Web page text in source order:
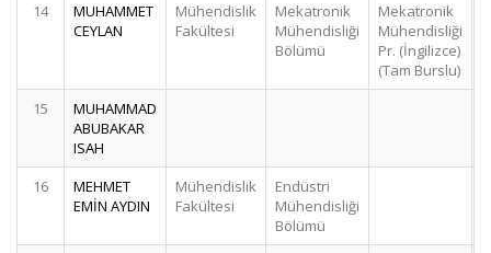
14
MUHAMMET
CEYLAN
Mühendislik
Fakültesi
Mekatronik
Mühendisliği
Bölümü
Mekatronik
Mühendisliği
Pr. (İngilizce)
(Tam Burslu)
15
MUHAMMAD
ABUBAKAR
ISAH
16
MEHMET
EMİN AYDIN
Mühendislik
Fakültesi
Endüstri
Mühendisliği
Bölümü